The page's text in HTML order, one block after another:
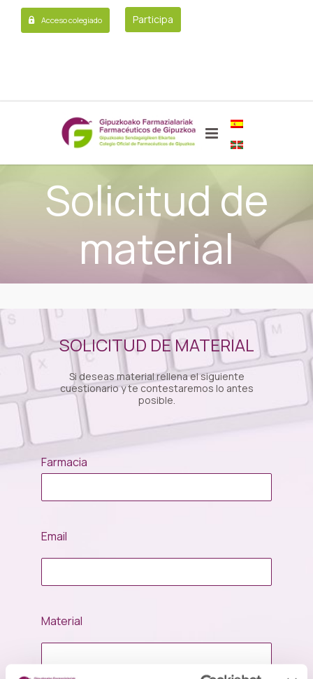
Acceso colegiado Participa
Solicitud de
material
SOLICITUD DE MATERIAL
Si deseas material rellena el siguiente
cuestionario y te contestaremos lo antes
posible.
Farmacia
Email
Material